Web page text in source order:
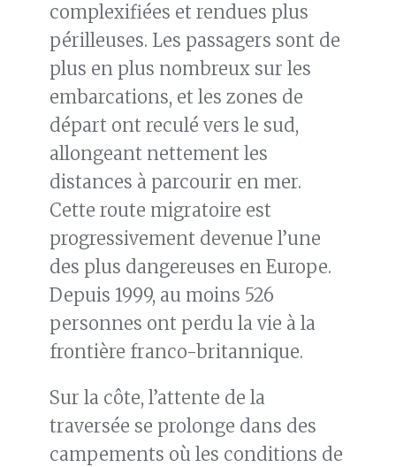
complexifiées et rendues plus
périlleuses. Les passagers sont de
plus en plus nombreux sur les
embarcations, et les zones de
départ ont reculé vers le sud,
allongeant nettement les
distances à parcourir en mer.
Cette route migratoire est
progressivement devenue l’une
des plus dangereuses en Europe.
Depuis 1999, au moins 526
personnes ont perdu la vie à la
frontière franco-britannique.
Sur la côte, l’attente de la
traversée se prolonge dans des
campements où les conditions de